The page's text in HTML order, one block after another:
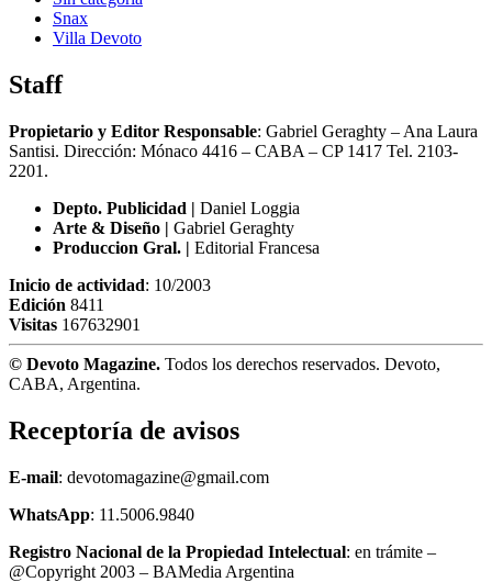
Snax
Villa Devoto
Staff
Propietario y Editor Responsable: Gabriel Geraghty – Ana Laura
Santisi. Dirección: Mónaco 4416 – CABA – CP 1417 Tel. 2103-
2201.
Depto. Publicidad | Daniel Loggia
Arte & Diseño | Gabriel Geraghty
Produccion Gral. | Editorial Francesa
Inicio de actividad: 10/2003
Edición 8411
Visitas 167632901
© Devoto Magazine. Todos los derechos reservados. Devoto,
CABA, Argentina.
Receptoría de avisos
E-mail: devotomagazine@gmail.com
WhatsApp: 11.5006.9840
Registro Nacional de la Propiedad Intelectual: en trámite –
@Copyright 2003 – BAMedia Argentina